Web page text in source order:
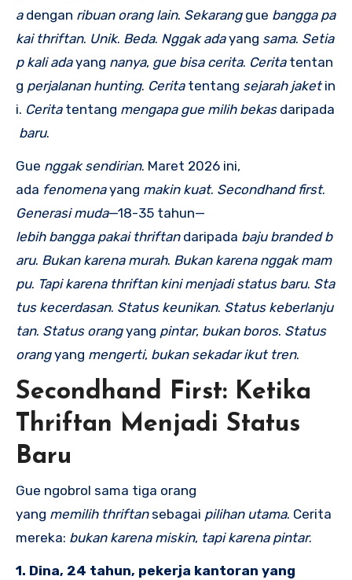
adengan ribuan orang lain. Sekaranggue bangga pa
kai thriftan. Unik. Beda. Nggak adayang sama. Setia
p kali adayang nanya, gue bisa cerita. Ceritatentan
g perjalanan hunting. Ceritatentang sejarah jaketin
i. Ceritatentang mengapa gue milih bekasdaripada
baru.
Gue nggak sendirian. Maret 2026 ini,
ada fenomenayang makin kuat. Secondhand first.
Generasi muda—18-35 tahun—
lebih bangga pakai thriftandaripada baju branded b
aru. Bukan karena murah. Bukan karena nggak mam
pu. Tapi karena thriftan kini menjadi status baru. Sta
tus kecerdasan. Status keunikan. Status keberlanju
tan. Status orangyang pintar, bukan boros. Status
orangyang mengerti, bukan sekadar ikut tren.
Secondhand First: Ketika
Thriftan Menjadi Status
Baru
Gue ngobrol sama tiga orang
yang memilih thriftansebagai pilihan utama. Cerita
mereka: bukan karena miskin, tapi karena pintar.
1. Dina, 24 tahun, pekerja kantoran yang